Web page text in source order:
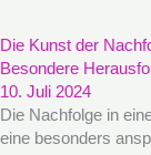
Die Kunst der
Besondere
10. Juli 2024
Die Nachfolge in
eine besonders